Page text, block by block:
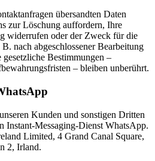
übersandten Daten
zur Löschung auffordern, Ihre
widerrufen oder der Zweck für die
nach abgeschlossener Bearbeitung
Bestimmungen –
– bleiben unberührt.
Kunden und sonstigen Dritten
Instant-Messaging-Dienst WhatsApp.
Limited, 4 Grand Canal Square,
2, Irland.